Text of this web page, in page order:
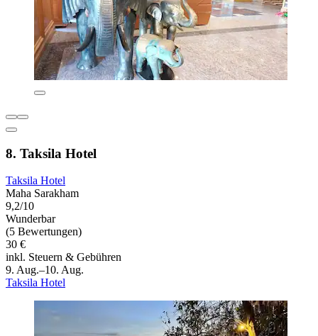
8. Taksila Hotel
Taksila Hotel
Maha Sarakham
9,2/10
Wunderbar
(5 Bewertungen)
30 €
inkl. Steuern & Gebühren
9. Aug.–10. Aug.
Taksila Hotel